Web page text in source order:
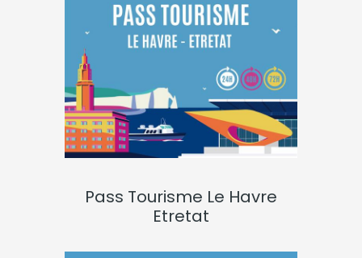
Pass Tourisme Le Havre
Etretat